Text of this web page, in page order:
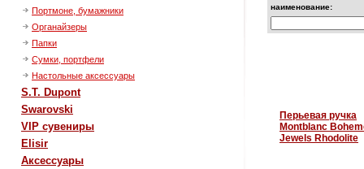
Портмоне, бумажники
Органайзеры
Папки
Сумки, портфели
Настольные аксессуары
S.T. Dupont
Swarovski
VIP сувениры
Elisir
Аксессуары
наименование:
Перьевая ручка
Montblanc
Jewels Rhodolite